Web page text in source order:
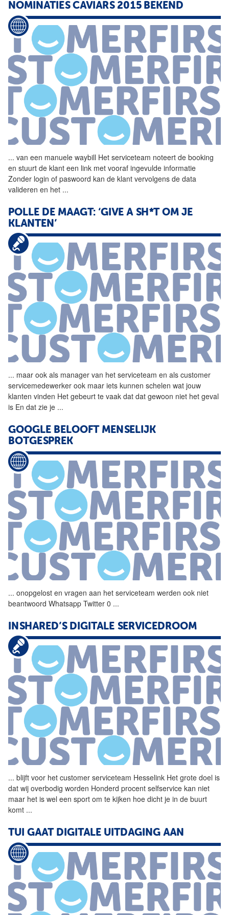
NOMINATIES CAVIARS 2015 BEKEND
... van een manuele waybill Het serviceteam noteert de booking
en stuurt de klant een link met vooraf ingevulde informatie
Zonder login of paswoord kan de klant vervolgens de data
valideren en het ...
POLLE DE MAAGT: ‘GIVE A SH*T OM JE
KLANTEN’
... maar ook als manager van het serviceteam en als customer
servicemedewerker ook maar iets kunnen schelen wat jouw
klanten vinden Het gebeurt te vaak dat dat gewoon niet het geval
is En dat zie je ...
GOOGLE BELOOFT MENSELIJK
BOTGESPREK
... onopgelost en vragen aan het serviceteam werden ook niet
beantwoord Whatsapp Twitter 0 ...
INSHARED’S DIGITALE SERVICEDROOM
... blijft voor het customer serviceteam Hesselink Het grote doel is
dat wij overbodig worden Honderd procent selfservice kan niet
maar het is wel een sport om te kijken hoe dicht je in de buurt
komt ...
TUI GAAT DIGITALE UITDAGING AAN